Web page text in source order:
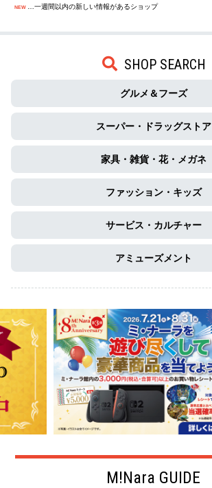
NEW …一週間以内の新しい情報があるショップ
SHOP SEARCH
グルメ＆フーズ
スーパー・ドラッグストア
家具・雑貨・花・メガネ
ファッション・キッズ
サービス・カルチャー
アミューズメント
M!Nara GUIDE